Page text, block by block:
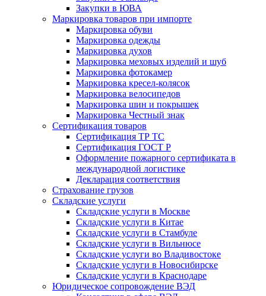
Закупки в ЮВА
Маркировка товаров при импорте
Маркировка обуви
Маркировка одежды
Маркировка духов
Маркировка меховых изделий и шуб
Маркировка фотокамер
Маркировка кресел-колясок
Маркировка велосипедов
Маркировка шин и покрышек
Маркировка Честный знак
Сертификация товаров
Сертификация ТР ТС
Сертификация ГОСТ Р
Оформление пожарного сертификата в
международной логистике
Декларация соответствия
Страхование грузов
Складские услуги
Складские услуги в Москве
Складские услуги в Китае
Складские услуги в Стамбуле
Складские услуги в Вильнюсе
Складские услуги во Владивостоке
Складские услуги в Новосибирске
Складские услуги в Краснодаре
Юридическое сопровождение ВЭД